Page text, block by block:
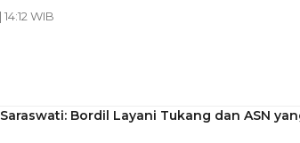
WIB
Bordil Layani Tukang dan ASN